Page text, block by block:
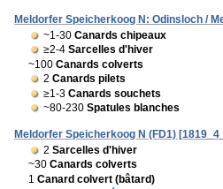
Meldorfer Speicherkoog N: Odinsloch /
~1-30 Canards chipeaux
≥2-4 Sarcelles d'hiver
~100 Canards colverts
2 Canards pilets
≥1-3 Canards souchets
~80-230 Spatules blanches
Meldorfer Speicherkoog N (FD1)
2 Sarcelles d'hiver
~30 Canards colverts
1 Canard colvert (bâtard)